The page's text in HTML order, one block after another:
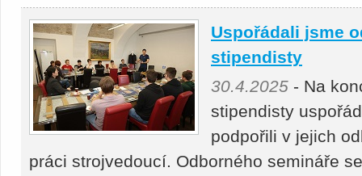
Uspořádali jsme
stipendisty
30.4.2025 - Na
stipendisty
podpořili v jejich
práci strojvedoucí. Odborného semináře